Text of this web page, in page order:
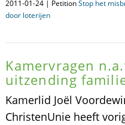
2011-01-24 | PetitionStop het
door loterijen
Kamervragen
uitzending
Kamerlid Joël
ChristenUnie heeft